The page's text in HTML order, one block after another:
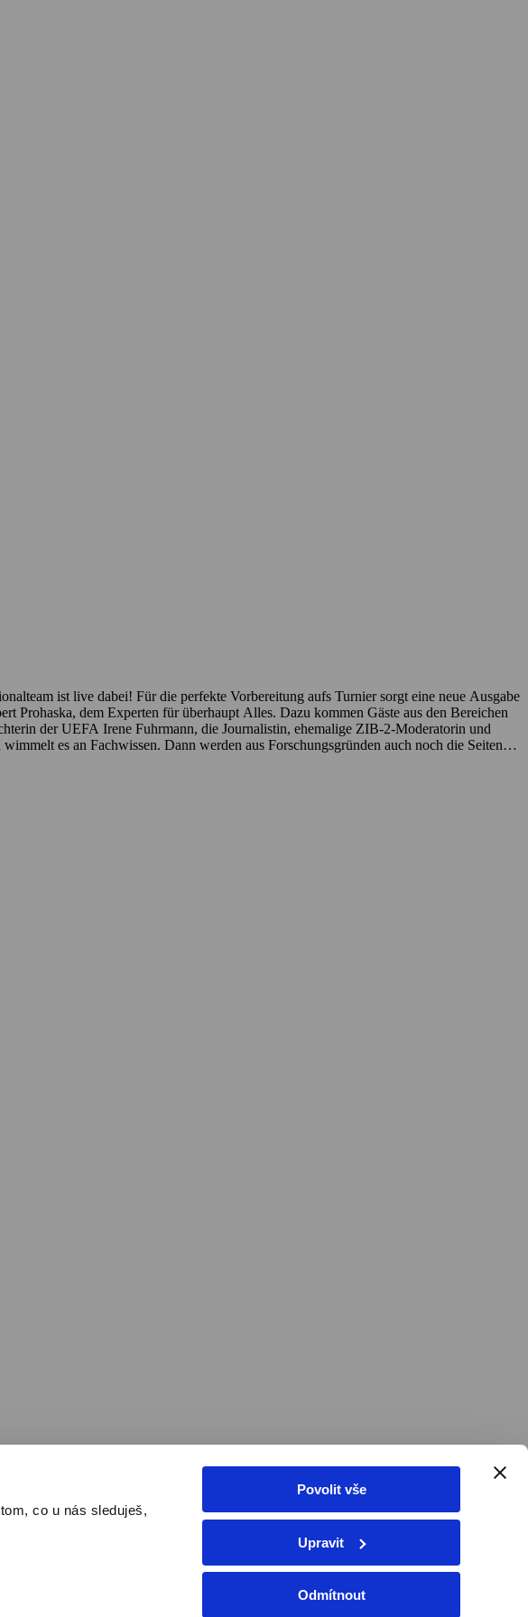
co u nás sleduješ,
Povolit vše
Upravit
Odmítnout
ist live dabei! Für die perfekte Vorbereitung aufs Turnier sorgt eine neue Ausgabe
Prohaska, dem Experten für überhaupt Alles. Dazu kommen Gäste aus den Bereichen
der UEFA Irene Fuhrmann, die Journalistin, ehemalige ZIB-2-Moderatorin und
es an Fachwissen. Dann werden aus Forschungsgründen auch noch die Seiten
Maskottchen? Und was darf das Nationalteam kulinarisch erwarten? Gespielte Witze,